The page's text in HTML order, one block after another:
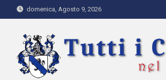
to
domenica, Agosto 9, 2026